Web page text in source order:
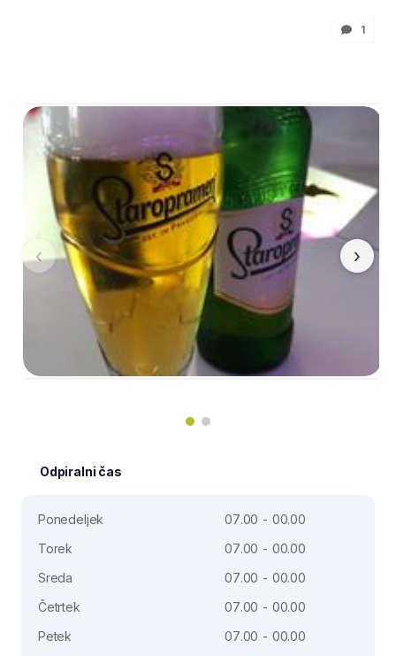
1
‹ ›
Odpiralni čas
Ponedeljek
07.00 - 00.00
Torek
07.00 - 00.00
Sreda
07.00 - 00.00
Četrtek
07.00 - 00.00
Petek
07.00 - 00.00